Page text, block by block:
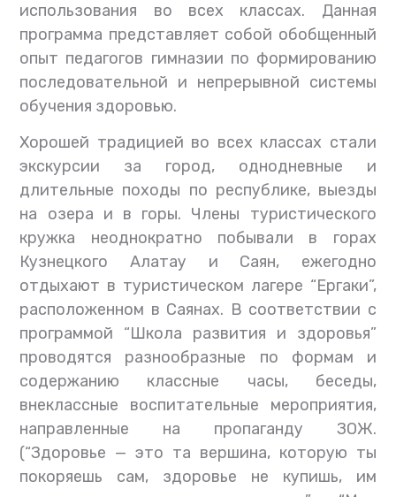
использования во всех классах. Данная
программа представляет собой обобщенный
опыт педагогов гимназии по формированию
последовательной и непрерывной системы
обучения здоровью.
Хорошей традицией во всех классах стали
экскурсии за город, однодневные и
длительные походы по республике, выезды
на озера и в горы. Члены туристического
кружка неоднократно побывали в горах
Кузнецкого Алатау и Саян, ежегодно
отдыхают в туристическом лагере “Ергаки”,
расположенном в Саянах. В соответствии с
программой “Школа развития и здоровья”
проводятся разнообразные по формам и
содержанию классные часы, беседы,
внеклассные воспитательные мероприятия,
направленные на пропаганду ЗОЖ.
(“Здоровье — это та вершина, которую ты
покоряешь сам, здоровье не купишь, им